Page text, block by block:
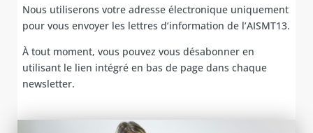
Nous utiliserons votre adresse électronique uniquement
pour vous envoyer les lettres d’information de l’AISMT13.
À tout moment, vous pouvez vous désabonner en
utilisant le lien intégré en bas de page dans chaque
newsletter.